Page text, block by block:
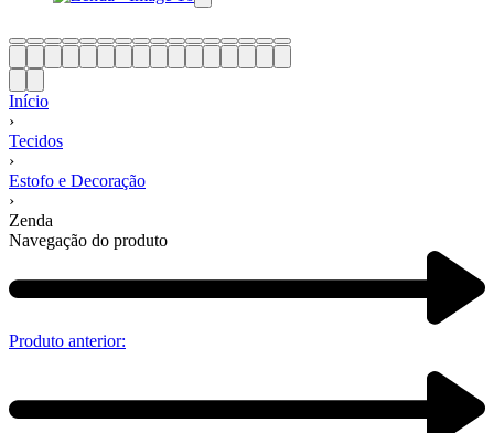
Início
›
Tecidos
›
Estofo e Decoração
›
Zenda
Navegação do produto
Produto anterior: